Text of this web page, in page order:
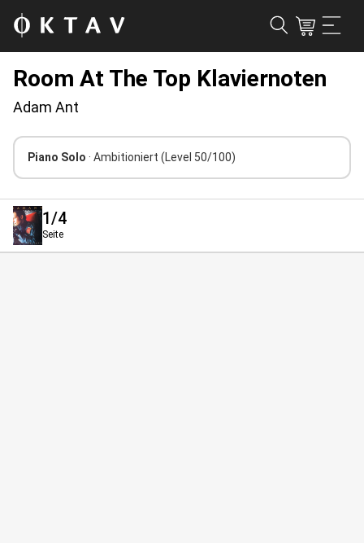
Room At The Top Klaviernoten
Adam Ant
Piano Solo · Ambitioniert (Level 50/100)
1/4
Seite